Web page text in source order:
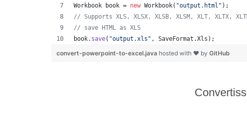
Workbook
book = new Workbook( "output.html" );
// Supports XLS, XLSX, XLSB, XLSM, XLT, XLTX,
// save HTML as XLS
book. save( "output.xls" , SaveFormat .Xls );
convert-powerpoint-to-excel.java hosted with ❤ by GitHub